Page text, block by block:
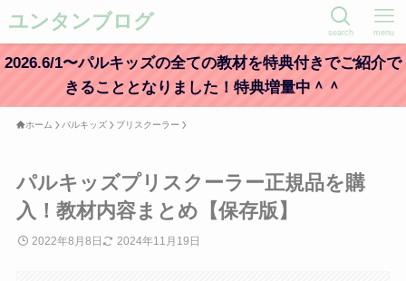
ユンタンブログ search menu
2026.6/1〜パルキッズの全ての教材を特典付きでご紹介で
きることとなりました！特典増量中＾＾
ホーム パルキッズ プリスクーラー
パルキッズプリスクーラー正規品を購
入！教材内容まとめ【保存版】
2022年8月8日 2024年11月19日